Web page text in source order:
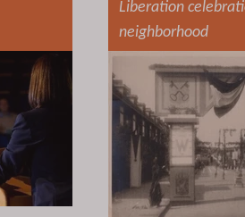
Liberation
neighborhood